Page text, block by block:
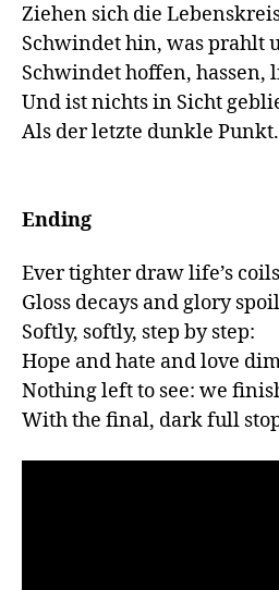
Ziehen sich die
Schwindet hin, was prahlt
Schwindet hoffen, hassen,
Und ist nichts in Sicht
Als der letzte dunkle Punkt.
Ending
Ever tighter draw life’s
Gloss decays and glory
Softly, softly, step by step:
Hope and hate and love
Nothing left to see: we
With the final, dark full